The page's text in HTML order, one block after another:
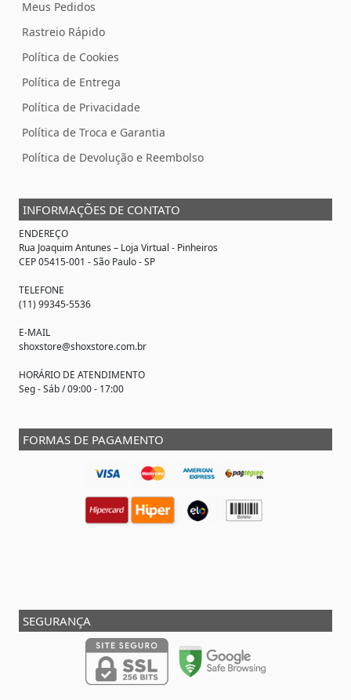
Meus Pedidos
Rastreio Rápido
Política de Cookies
Política de Entrega
Política de Privacidade
Política de Troca e Garantia
Política de Devolução e Reembolso
INFORMAÇÕES DE CONTATO
ENDEREÇO
Rua Joaquim Antunes – Loja Virtual - Pinheiros
CEP 05415-001 - São Paulo - SP
TELEFONE
(11) 99345-5536
E-MAIL
shoxstore@shoxstore.com.br
HORÁRIO DE ATENDIMENTO
Seg - Sáb / 09:00 - 17:00
FORMAS DE PAGAMENTO
SEGURANÇA